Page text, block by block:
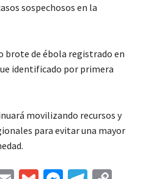
sospechosos en la
brote de ébola registrado en
identificado por primera
movilizando recursos y
para evitar una mayor